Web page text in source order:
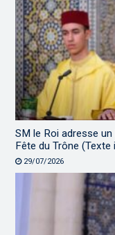
SM le Roi adresse
Fête du Trône (Texte
29/07/2026